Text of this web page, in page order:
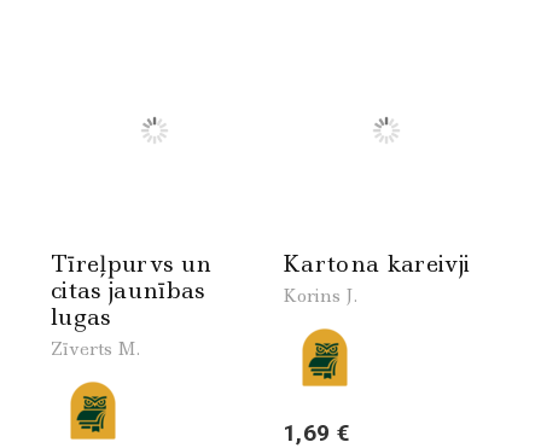
Tīreļpurvs un
citas jaunības
lugas
Zīverts M.
Kartona kareivji
Korins J.
1,69 €